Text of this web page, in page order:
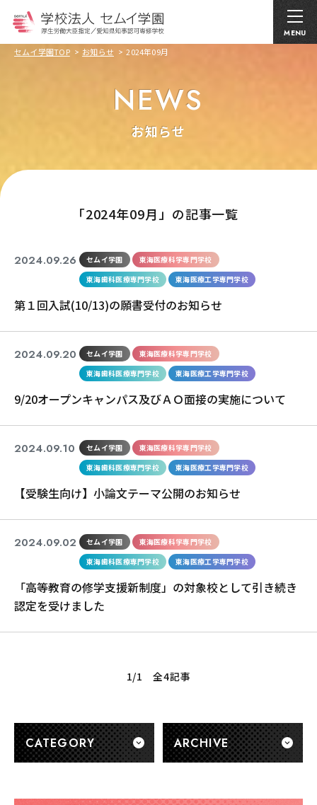
MENU
セムイ学園TOP お知らせ 2024年09月
NEWS
お知らせ
｢2024年09月」の記事一覧
2024.09.26 セムイ学園
東海医療科学専門学校
東海歯科医療専門学校
東海医療工学専門学校
第１回入試(10/13)の願書受付のお知らせ
2024.09.20 セムイ学園
東海医療科学専門学校
東海歯科医療専門学校
東海医療工学専門学校
9/20オープンキャンパス及びＡＯ面接の実施について
2024.09.10 セムイ学園
東海医療科学専門学校
東海歯科医療専門学校
東海医療工学専門学校
【受験生向け】小論文テーマ公開のお知らせ
2024.09.02 セムイ学園
東海医療科学専門学校
東海歯科医療専門学校
東海医療工学専門学校
「高等教育の修学支援新制度」の対象校として引き続き
認定を受けました
1/1 全4記事
CATEGORY ARCHIVE